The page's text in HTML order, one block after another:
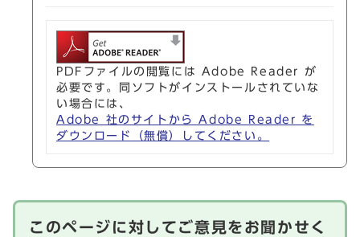
PDFファイルの閲覧には Adobe Reader が
必要です。同ソフトがインストールされていな
い場合には、
Adobe 社のサイトから Adobe Reader を
ダウンロード（無償）してください。
このページに対してご意見をお聞かせく